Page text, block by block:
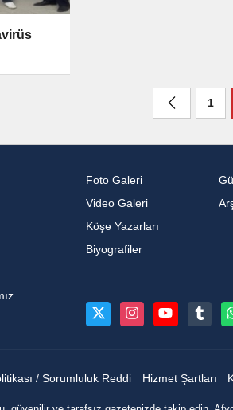
1
Foto Galeri
Video Galeri
Köşe Yazarları
Biyografiler
/ Sorumluluk Reddi Hizmet Şartları